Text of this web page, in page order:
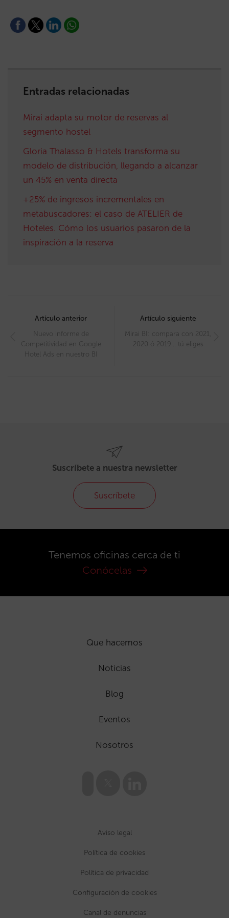
Entradas relacionadas
Mirai adapta su motor de reservas al
segmento hostel
Gloria Thalasso & Hotels transforma su
modelo de distribución, llegando a alcanzar
un 45% en venta directa
+25% de ingresos incrementales en
metabuscadores: el caso de ATELIER de
Hoteles. Cómo los usuarios pasaron de la
inspiración a la reserva
navigation
Artículo anterior
Nuevo informe de
Competitividad en Google
Hotel Ads en nuestro BI
Artículo siguiente
Mirai BI: compara con 2021,
2020 ó 2019… tú eliges
Suscríbete a nuestra newsletter
Suscríbete
Tenemos oficinas cerca de ti
Conócelas
Que hacemos
Noticias
Blog
Eventos
Nosotros
Aviso legal
Política de cookies
Política de privacidad
Configuración de cookies
Canal de denuncias